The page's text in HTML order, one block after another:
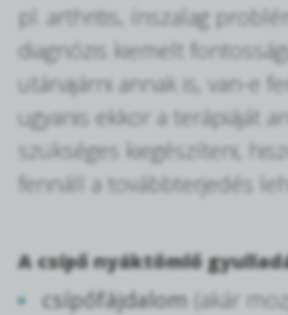
pl. arthritis, ínszalag
diagnózis kiemelt
utánajárni annak is, van-e
ugyanis ekkor a terápiáját
szükséges kiegészíteni,
fennáll a továbbterjedés
A csípő nyáktömlő
csípőfájdalom (akár